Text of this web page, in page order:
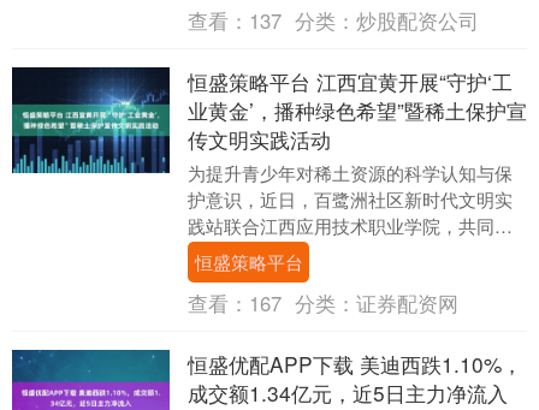
查看： 137 分类： 炒股配资公司
恒盛策略平台 江西宜黄开展“守护‘工
业黄金’，播种绿色希望”暨稀土保护宣
传文明实践活动
为提升青少年对稀土资源的科学认知与保
护意识，近日，百鹭洲社区新时代文明实
践站联合江西应用技术职业学院，共同开
展“守护‘工业黄金’，播种绿色希望”暨稀土
保护宣传文....
恒盛策略平台
查看： 167 分类： 证券配资网
恒盛优配APP下载 美迪西跌1.10%，
成交额1.34亿元，近5日主力净流入